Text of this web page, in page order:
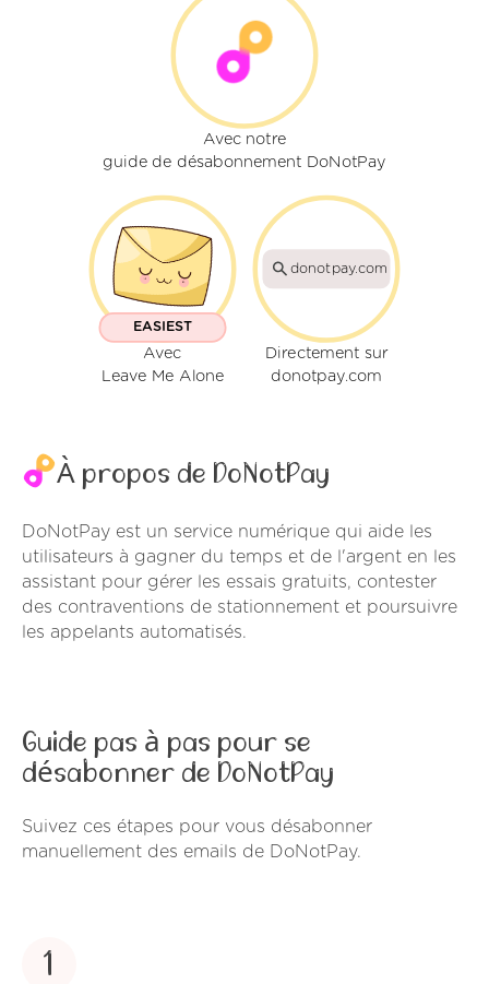
Avec notre
guide de désabonnement DoNotPay
EASIEST
Avec
Leave Me Alone
donotpay.com
Directement sur
donotpay.com
À propos de DoNotPay
DoNotPay est un service numérique qui aide les
utilisateurs à gagner du temps et de l'argent en les
assistant pour gérer les essais gratuits, contester
des contraventions de stationnement et poursuivre
les appelants automatisés.
Guide pas à pas pour se
désabonner de DoNotPay
Suivez ces étapes pour vous désabonner
manuellement des emails de DoNotPay.
1